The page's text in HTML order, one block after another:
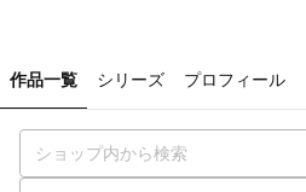
作品一覧 シリーズ プロフィール